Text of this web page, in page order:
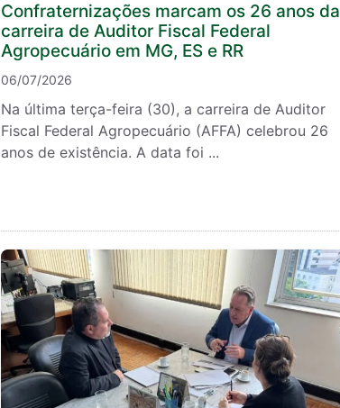
Confraternizações marcam os 26 anos da
carreira de Auditor Fiscal Federal
Agropecuário em MG, ES e RR
06/07/2026
Na última terça-feira (30), a carreira de Auditor
Fiscal Federal Agropecuário (AFFA) celebrou 26
anos de existência. A data foi ...